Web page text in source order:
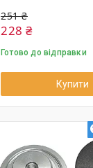
251 ₴
228 ₴
Готово до відправки
Купити